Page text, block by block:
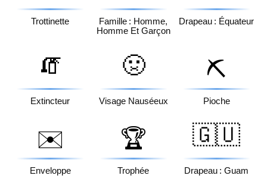
Trottinette
Famille : Homme,
Homme Et Garçon
Drapeau : Équateur
🧯
Extincteur
🤢
Visage Nauséeux
⛏️
Pioche
✉️
Enveloppe
🏆
Trophée
🇬🇺
Drapeau : Guam